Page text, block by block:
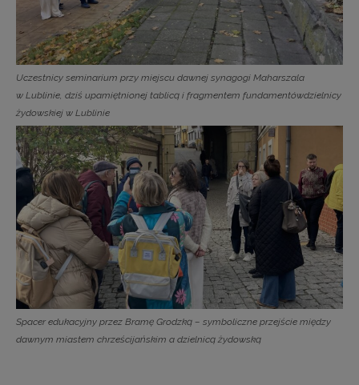
Uczestnicy seminarium przy miejscu dawnej synagogi Maharszala
w Lublinie, dziś upamiętnionej tablicą i fragmentem fundamentówdzielnicy
żydowskiej w Lublinie
Spacer edukacyjny przez Bramę Grodzką – symboliczne przejście między
dawnym miastem chrześcijańskim a dzielnicą żydowską